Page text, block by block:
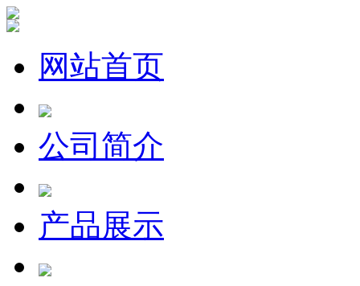
网站首页
公司简介
产品展示